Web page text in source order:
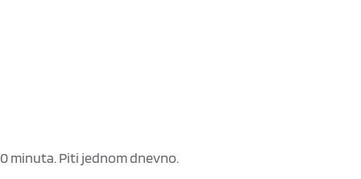
minuta. Piti jednom dnevno.